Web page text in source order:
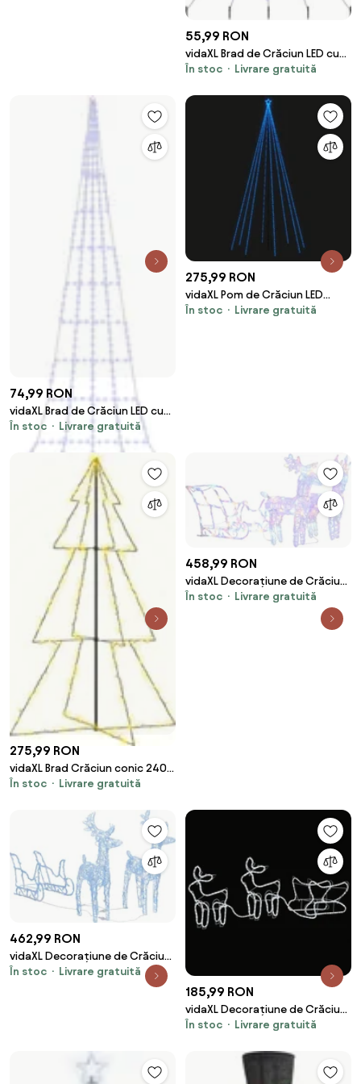
55,99 RON
vidaXL Brad de Crăciun LED cu
țevi de prindere în pământ 306
În stoc Livrare gratuită
74,99 RON
vidaXL Brad de Crăciun LED cu
țevi de prindere în pământ 511
cm Metal
În stoc Livrare gratuită
275,99 RON
vidaXL Pom de Crăciun LED
Interioară Exterior 576LED-uri
În stoc Livrare gratuită
275,99 RON
vidaXL Brad Crăciun conic 240
LED-uri, 118x180 cm, interior &
În stoc Livrare gratuită
458,99 RON
vidaXL Decorațiune de Crăciun
reni și sanie 160 LED-uri 130 cm
În stoc Livrare gratuită
462,99 RON
vidaXL Decorațiune de Crăciun
reni și sanie 160 LED-uri 130 cm
În stoc Livrare gratuită
185,99 RON
vidaXL Decorațiune de Crăciun
cu reni și sanie, 576 LED-uri,
În stoc Livrare gratuită